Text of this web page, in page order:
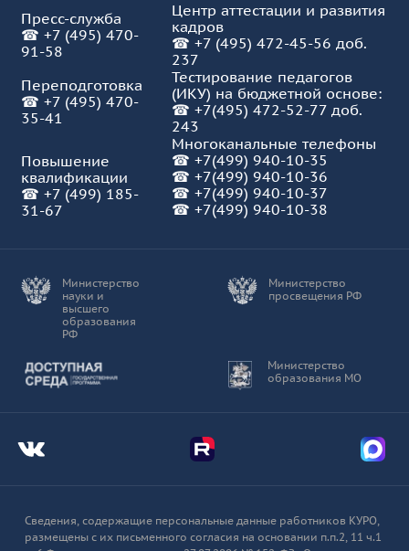
Пресс-служба
☎ +7 (495) 470-
91-58
Центр аттестации и развития
кадров
☎ +7 (495) 472-45-56 доб.
237
Переподготовка
☎ +7 (495) 470-
35-41
Тестирование педагогов
(ИКУ) на бюджетной основе:
☎ +7(495) 472-52-77 доб.
243
Многоканальные телефоны
☎ +7(499) 940-10-35
☎ +7(499) 940-10-36
☎ +7(499) 940-10-37
☎ +7(499) 940-10-38
Повышение
квалификации
☎ +7 (499) 185-
31-67
Министерство
науки и
высшего
образования
РФ
Министерство
просвещения РФ
Министерство
образования МО
Доступная среда
Мы во Вконтакте Мы в Telegram Мы в
Сведения, содержащие персональные данные работников КУРО,
размещены с их письменного согласия на основании п.п.2, 11 ч.1